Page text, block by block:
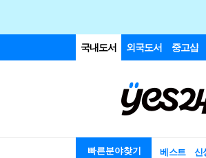
국내도서 외국도서 중고샵
빠른분야찾기 베스트 신